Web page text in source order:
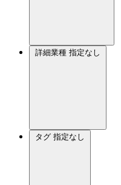
詳細業種 指定なし
タグ 指定なし